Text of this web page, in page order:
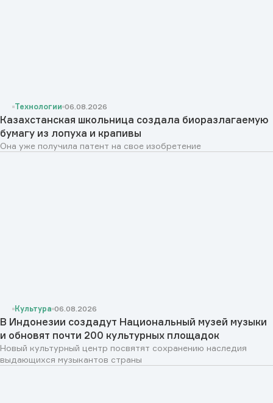
Технологии 06.08.2026
Казахстанская школьница создала биоразлагаемую
бумагу из лопуха и крапивы
Она уже получила патент на свое изобретение
Культура 06.08.2026
В Индонезии создадут Национальный музей музыки
и обновят почти 200 культурных площадок
Новый культурный центр посвятят сохранению наследия
выдающихся музыкантов страны